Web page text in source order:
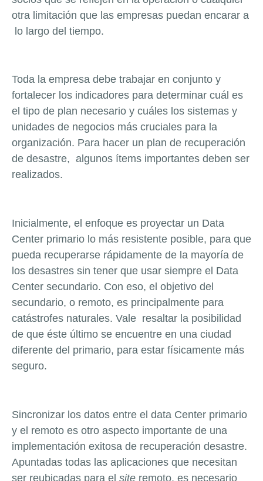
otra limitación que las empresas puedan encarar a
lo largo del tiempo.
Toda la empresa debe trabajar en conjunto y
fortalecer los indicadores para determinar cuál es
el tipo de plan necesario y cuáles los sistemas y
unidades de negocios más cruciales para la
organización. Para hacer un plan de recuperación
de desastre, algunos ítems importantes deben ser
realizados.
Inicialmente, el enfoque es proyectar un Data
Center primario lo más resistente posible, para que
pueda recuperarse rápidamente de la mayoría de
los desastres sin tener que usar siempre el Data
Center secundario. Con eso, el objetivo del
secundario, o remoto, es principalmente para
catástrofes naturales. Vale resaltar la posibilidad
de que éste último se encuentre en una ciudad
diferente del primario, para estar físicamente más
seguro.
Sincronizar los datos entre el data Center primario
y el remoto es otro aspecto importante de una
implementación exitosa de recuperación desastre.
Apuntadas todas las aplicaciones que necesitan
ser reubicadas para el site remoto, es necesario